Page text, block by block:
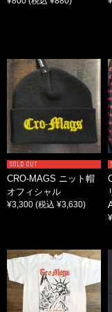
SOLD OUT
CRO-MAGS ニット帽
オフィシャル
¥3,300 (税込 ¥3,630)